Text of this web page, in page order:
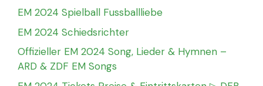
EM 2024 Spielball Fussballliebe
EM 2024 Schiedsrichter
Offizieller EM 2024 Song, Lieder & Hymnen –
ARD & ZDF EM Songs